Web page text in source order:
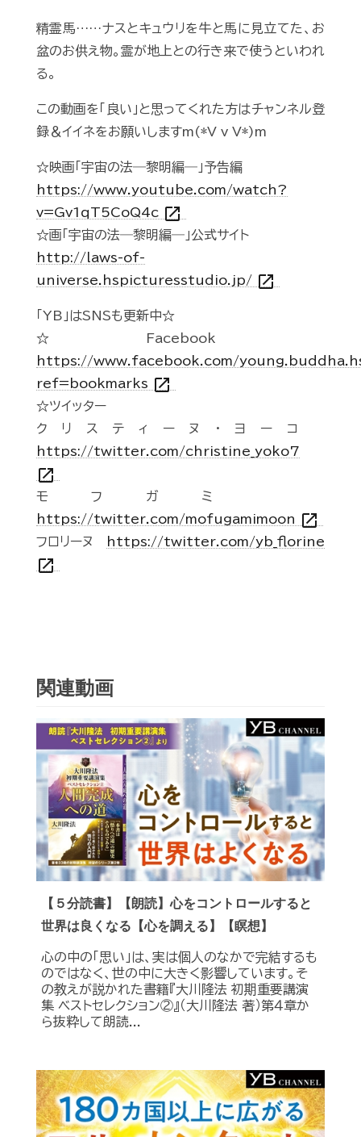
精霊馬……ナスとキュウリを牛と馬に見立てた、お
盆のお供え物。霊が地上との行き来で使うといわれ
る。
この動画を「良い」と思ってくれた方はチャンネル登
録＆イイネをお願いしますm(*V v V*)m
☆映画「宇宙の法―黎明編―」予告編
https://www.youtube.com/watch?
v=Gv1qT5CoQ4c open_in_new
☆画「宇宙の法―黎明編―」公式サイト
http://laws-of-
universe.hspicturesstudio.jp/ open_in_new
「YB」はSNSも更新中☆
☆Facebook
https://www.facebook.com/
ref=bookmarks open_in_new
☆ツイッター
クリスティーヌ・ヨーコ
https://twitter.com/christine_yoko7
open_in_new
モフガミ
https://twitter.com/mofugamimoon open_in_new
フロリーヌ https://twitter.com/yb_florine
open_in_new
関連動画
【５分読書】【朗読】心をコントロールすると
世界は良くなる【心を調える】【瞑想】
心の中の「思い」は、実は個人のなかで完結するも
のではなく、世の中に大きく影響しています。そ
の教えが説かれた書籍『大川隆法 初期重要講演
集 ベストセレクション②』（大川隆法 著）第４章か
ら抜粋して朗読...